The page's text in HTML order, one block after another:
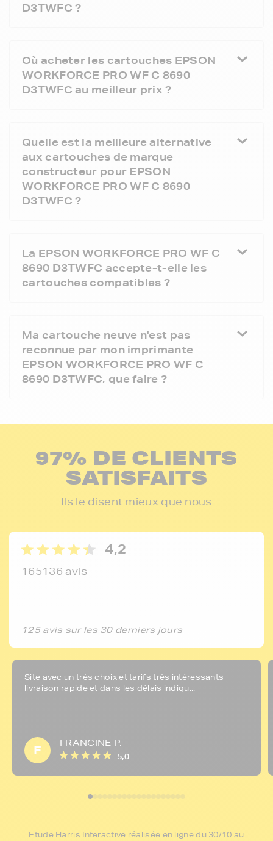
D3TWFC ?
Où acheter les cartouches EPSON
WORKFORCE PRO WF C 8690
D3TWFC au meilleur prix ?
Quelle est la meilleure alternative
aux cartouches de marque
constructeur pour EPSON
WORKFORCE PRO WF C 8690
D3TWFC ?
La EPSON WORKFORCE PRO WF C
8690 D3TWFC accepte-t-elle les
cartouches compatibles ?
Ma cartouche neuve n'est pas
reconnue par mon imprimante
EPSON WORKFORCE PRO WF C
8690 D3TWFC, que faire ?
97% DE CLIENTS
SATISFAITS
Ils le disent mieux que nous
4,2
165136 avis
125 avis sur les 30 derniers jours
Site avec un très choix et tarifs très intéressants
livraison rapide et dans les délais indiqu...
F
FRANCINE P.
5,0
Etude Harris Interactive réalisée en ligne du 30/10 au